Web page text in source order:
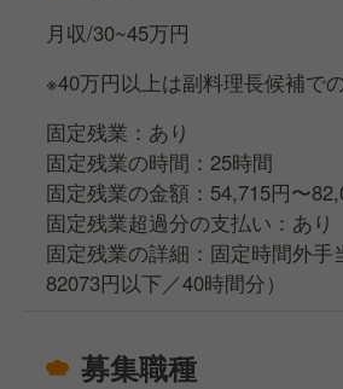
月収/30~45万円
※40万円以上は副料理長候補で
固定残業：あり
固定残業の時間：25時間
固定残業の金額：54,715円〜
固定残業超過分の支払い：あり
固定残業の詳細：固定時間外手
82073円以下／40時間分）
募集職種